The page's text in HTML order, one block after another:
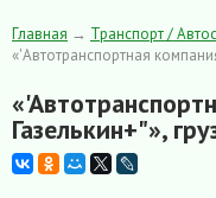
Главная → Транспорт /
«'Aвтотранспортная
Газелькин+"»,